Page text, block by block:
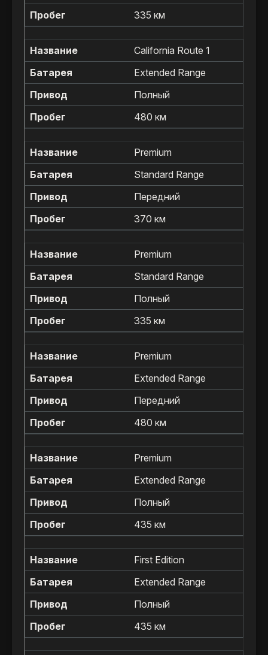
335 км
California Route 1
Extended Range
Полный
480 км
Premium
Standard Range
Передний
370 км
Premium
Standard Range
Полный
335 км
Premium
Extended Range
Передний
480 км
Premium
Extended Range
Полный
435 км
First Edition
Extended Range
Полный
435 км